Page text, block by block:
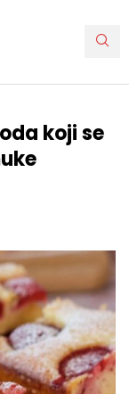
koji se